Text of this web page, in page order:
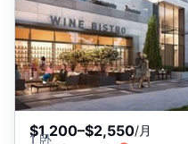
$1,200–$2,550/月
1 卧